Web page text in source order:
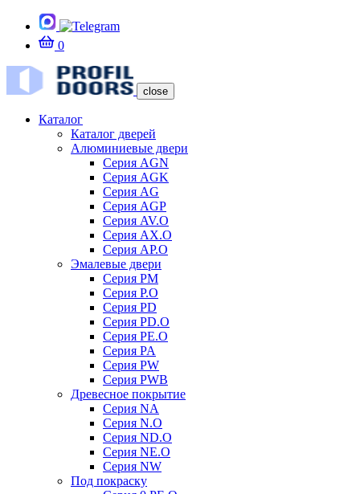
0
close
Каталог
Каталог дверей
Алюминиевые двери
Серия AGN
Серия AGK
Серия AG
Серия AGP
Серия AV.O
Серия AX.O
Серия AP.O
Эмалевые двери
Серия PM
Серия P.O
Серия PD
Серия PD.O
Серия PE.O
Серия PA
Серия PW
Серия PWB
Древесное покрытие
Серия NA
Серия N.O
Серия ND.O
Серия NE.O
Серия NW
Под покраску